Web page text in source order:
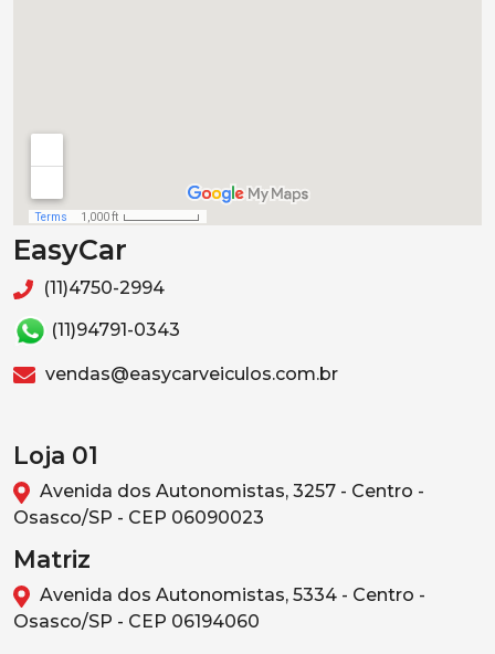
EasyCar
(11)4750-2994
(11)94791-0343
vendas@easycarveiculos.com.br
Loja 01
Avenida dos Autonomistas, 3257 - Centro -
Osasco/SP - CEP 06090023
Matriz
Avenida dos Autonomistas, 5334 - Centro -
Osasco/SP - CEP 06194060